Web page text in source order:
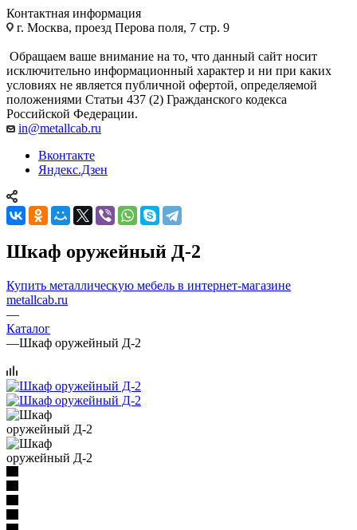
Контактная информация
г. Москва, проезд Перова поля, 7 стр. 9
Обращаем ваше внимание на то, что данный сайт носит
исключительно информационный характер и ни при каких
условиях не является публичной офертой, определяемой
положениями Статьи 437 (2) Гражданского кодекса
Российской Федерации.
in@metallcab.ru
Вконтакте
Яндекс.Дзен
Шкаф оружейный Д-2
Купить металлическую мебель в интернет-магазине
metallcab.ru
—
Каталог
—Шкаф оружейный Д-2